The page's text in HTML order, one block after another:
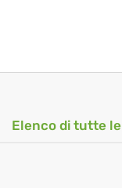
Elenco di tutte